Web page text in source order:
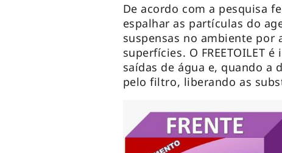
De acordo com a pesquisa
espalhar as partículas do
suspensas no ambiente por
superfícies. O FREETOILET
saídas de água e, quando a
pelo filtro, liberando as